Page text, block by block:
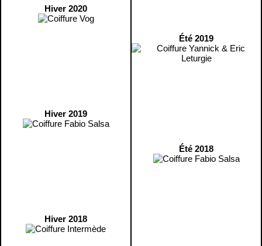
Hiver 2020
Hiver 2019
Hiver 2018
Été 2019
Été 2018